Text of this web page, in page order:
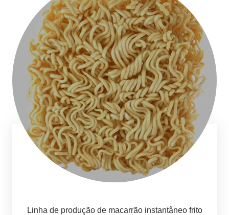
Linha de produção de macarrão instantâneo frito